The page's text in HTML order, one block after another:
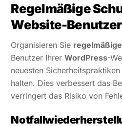
Regelmäßige
Website-Benutzer
Organisieren Sie
Benutzer IhrerWordPress-
neuesten
halten. Dies verbessert das
verringert das Risiko von